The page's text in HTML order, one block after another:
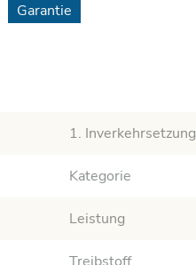
Garantie
1. Inverkehrsetzung
Kategorie
Leistung